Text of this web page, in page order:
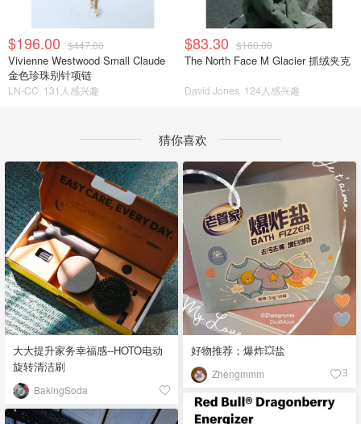
$196.00 $447.00
Vivienne Westwood Small Claude
金色珍珠别针项链
LN-CC 131人感兴趣
$83.30 $160.00
The North Face M Glacier 抓绒夹克
David Jones 124人感兴趣
猜你喜欢
大大提升家务幸福感--HOTO电动
旋转清洁刷
BakingSoda
好物推荐；爆炸💥盐
Zhengmmm 3